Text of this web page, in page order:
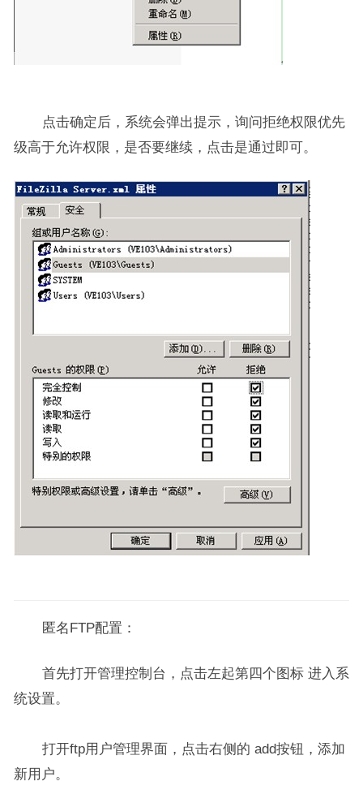
点击确定后，系统会弹出提示，询问拒绝权限优先
级高于允许权限，是否要继续，点击是通过即可。
匿名FTP配置：
首先打开管理控制台，点击左起第四个图标 进入系
统设置。
打开ftp用户管理界面，点击右侧的 add按钮，添加
新用户。